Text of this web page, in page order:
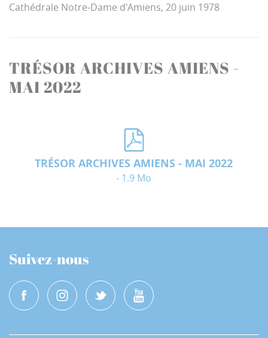
Cathédrale Notre-Dame d'Amiens, 20 juin 1978
TRÉSOR ARCHIVES AMIENS -
MAI 2022
TRÉSOR ARCHIVES AMIENS - MAI 2022
- 1.9 Mo
Suivez-nous